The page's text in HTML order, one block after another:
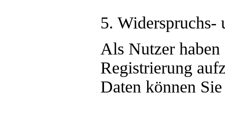
5. Widerspruchs-
Als Nutzer
Registrierung
Daten können